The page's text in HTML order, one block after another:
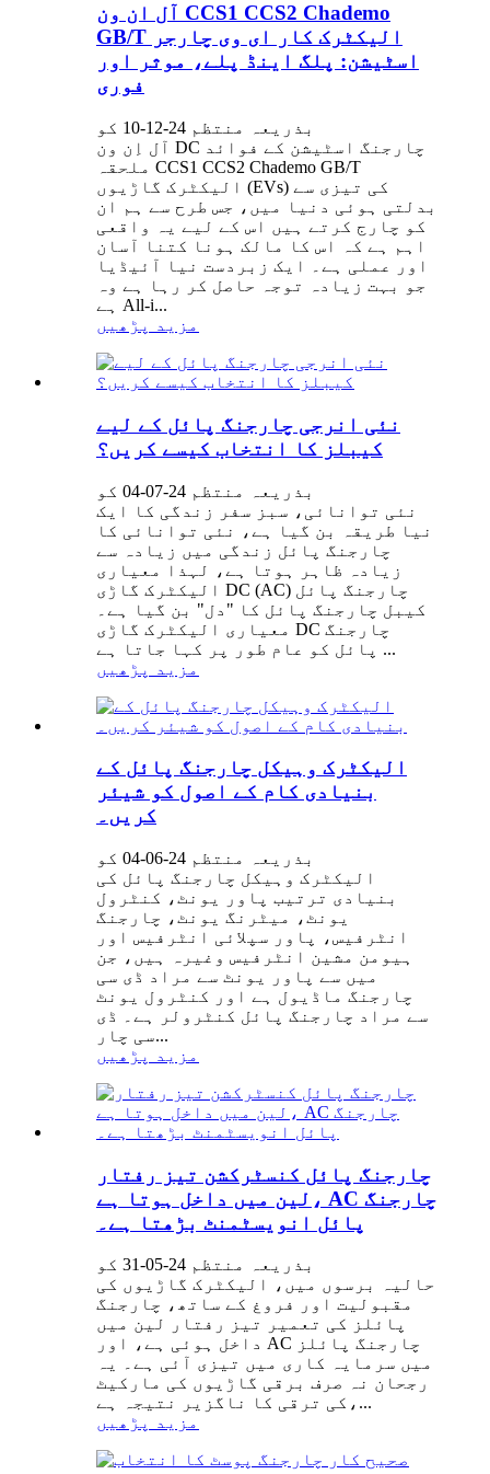
آل ان ون CCS1 CCS2 Chademo
GB/T الیکٹرک کار ای وی چارجر
اسٹیشن: پلگ اینڈ پلے، موثر اور
فوری
بذریعہ منتظم 24-12-10 کو
آل اِن ون DC چارجنگ اسٹیشن کے فوائد
ملحقہ CCS1 CCS2 Chademo GB/T
الیکٹرک گاڑیوں (EVs) کی تیزی سے
بدلتی ہوئی دنیا میں، جس طرح سے ہم ان
کو چارج کرتے ہیں اس کے لیے یہ واقعی
اہم ہے کہ اس کا مالک ہونا کتنا آسان
اور عملی ہے۔ ایک زبردست نیا آئیڈیا
جو بہت زیادہ توجہ حاصل کر رہا ہے وہ
ہے All-i...
مزید پڑھیں
نئی انرجی چارجنگ پائل کے لیے
کیبلز کا انتخاب کیسے کریں؟
بذریعہ منتظم 24-07-04 کو
نئی توانائی، سبز سفر زندگی کا ایک
نیا طریقہ بن گیا ہے، نئی توانائی کا
چارجنگ پائل زندگی میں زیادہ سے
زیادہ ظاہر ہوتا ہے، لہذا معیاری
الیکٹرک گاڑی DC (AC) چارجنگ پائل
کیبل چارجنگ پائل کا "دل" بن گیا ہے۔
معیاری الیکٹرک گاڑی DC چارجنگ
پائل کو عام طور پر کہا جاتا ہے ...
مزید پڑھیں
الیکٹرک وہیکل چارجنگ پائل کے
بنیادی کام کے اصول کو شیئر
کریں۔
بذریعہ منتظم 24-06-04 کو
الیکٹرک وہیکل چارجنگ پائل کی
بنیادی ترتیب پاور یونٹ، کنٹرول
یونٹ، میٹرنگ یونٹ، چارجنگ
انٹرفیس، پاور سپلائی انٹرفیس اور
ہیومن مشین انٹرفیس وغیرہ ہیں، جن
میں سے پاور یونٹ سے مراد ڈی سی
چارجنگ ماڈیول ہے اور کنٹرول یونٹ
سے مراد چارجنگ پائل کنٹرولر ہے۔ ڈی
سی چار...
مزید پڑھیں
چارجنگ پائل کنسٹرکشن تیز رفتار
لین میں داخل ہوتا ہے، AC چارجنگ
پائل انویسٹمنٹ بڑھتا ہے۔
بذریعہ منتظم 24-05-31 کو
حالیہ برسوں میں، الیکٹرک گاڑیوں کی
مقبولیت اور فروغ کے ساتھ، چارجنگ
پائلز کی تعمیر تیز رفتار لین میں
داخل ہوئی ہے، اور AC چارجنگ پائلز
میں سرمایہ کاری میں تیزی آئی ہے۔ یہ
رجحان نہ صرف برقی گاڑیوں کی مارکیٹ
کی ترقی کا ناگزیر نتیجہ ہے،...
مزید پڑھیں